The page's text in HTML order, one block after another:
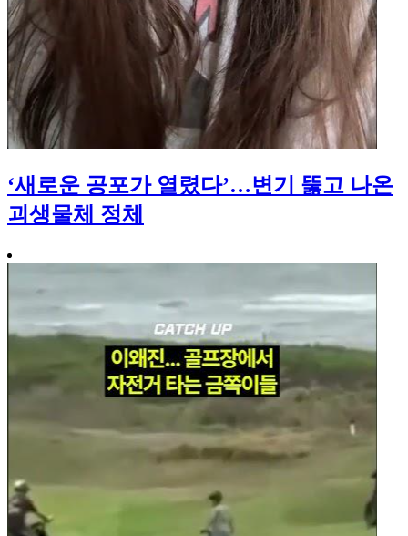
‘새로운 공포가 열렸다’…변기 뚫고 나온
괴생물체 정체